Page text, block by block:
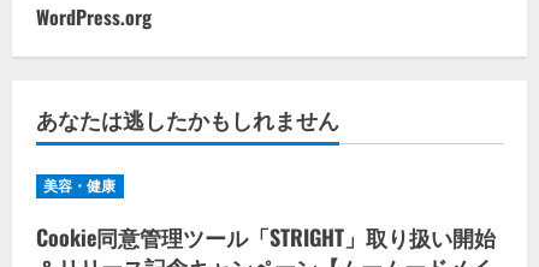
WordPress.org
あなたは逃したかもしれません
美容・健康
Cookie同意管理ツール「STRIGHT」取り扱い開始